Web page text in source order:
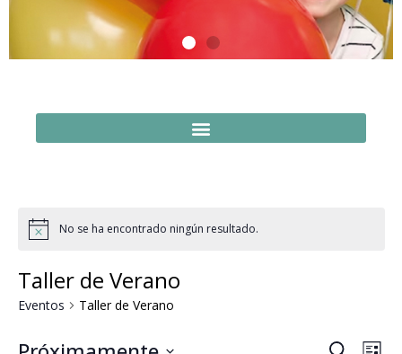
No se ha encontrado ningún resultado.
Taller de Verano
Eventos Taller de Verano